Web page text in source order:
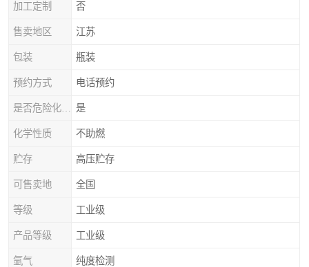
加工定制 否
售卖地区 江苏
包装 瓶装
预约方式 电话预约
是
化学性质 不助燃
贮存 高压贮存
可售卖地 全国
等级 工业级
产品等级 工业级
氩气 纯度检测